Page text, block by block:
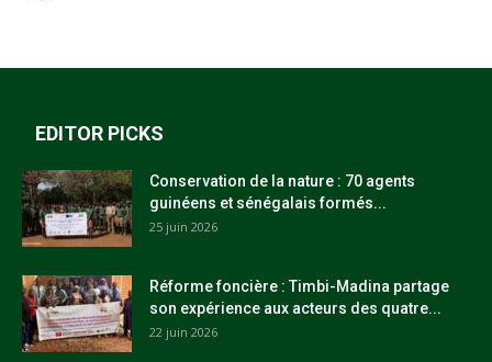
EDITOR PICKS
Conservation de la nature : 70 agents
guinéens et sénégalais formés...
25 juin 2026
Réforme foncière : Timbi-Madina partage
son expérience aux acteurs des quatre...
22 juin 2026